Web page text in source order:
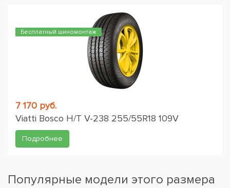
Бесплатный шиномонтаж
7 170 руб.
Viatti Bosco H/T V-238 255/55R18 109V
Подробнее
Популярные модели этого размера